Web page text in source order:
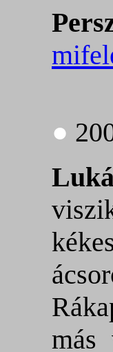
●
más